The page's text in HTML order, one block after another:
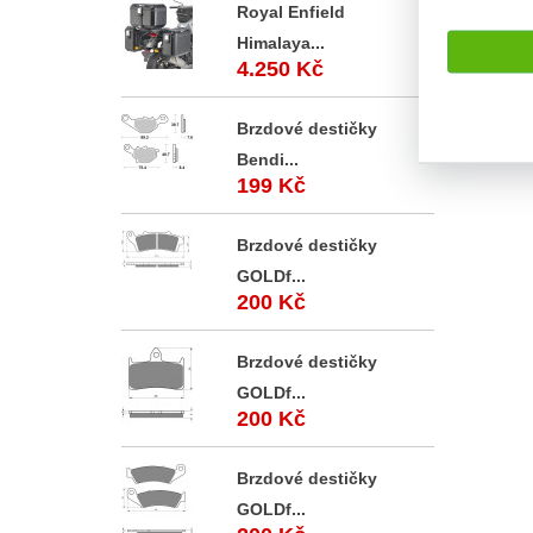
Royal Enfield
Himalaya...
4.250 Kč
Brzdové destičky
Bendi...
199 Kč
Brzdové destičky
GOLDf...
200 Kč
Brzdové destičky
GOLDf...
200 Kč
Brzdové destičky
GOLDf...